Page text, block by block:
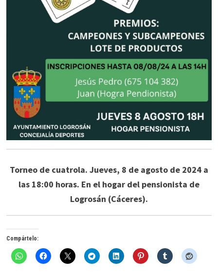
Torneo de cuatrola. Jueves, 8 de agosto de 2024 a
las 18:00 horas. En el hogar del pensionista de
Logrosán (Cáceres).
Compártelo: